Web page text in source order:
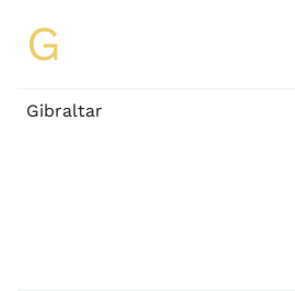
G
Gibraltar